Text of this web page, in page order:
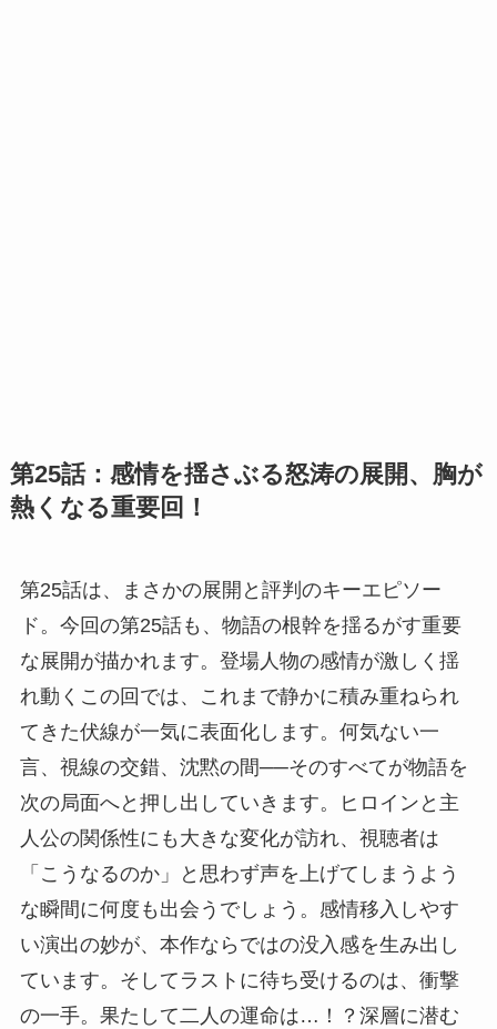
第25話：感情を揺さぶる怒涛の展開、胸が
熱くなる重要回！
第25話は、まさかの展開と評判のキーエピソー
ド。今回の第25話も、物語の根幹を揺るがす重要
な展開が描かれます。登場人物の感情が激しく揺
れ動くこの回では、これまで静かに積み重ねられ
てきた伏線が一気に表面化します。何気ない一
言、視線の交錯、沈黙の間──そのすべてが物語を
次の局面へと押し出していきます。ヒロインと主
人公の関係性にも大きな変化が訪れ、視聴者は
「こうなるのか」と思わず声を上げてしまうよう
な瞬間に何度も出会うでしょう。感情移入しやす
い演出の妙が、本作ならではの没入感を生み出し
ています。そしてラストに待ち受けるのは、衝撃
の一手。果たして二人の運命は…！？深層に潜む